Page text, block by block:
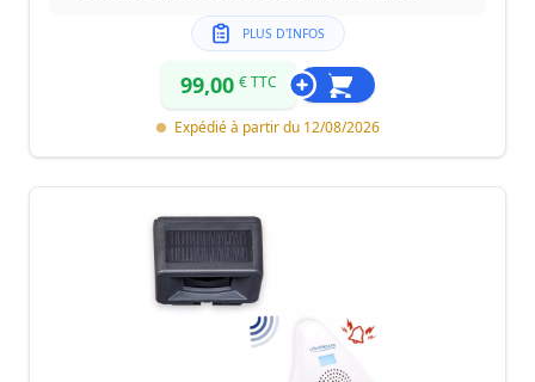
PLUS D'INFOS
99,00 € TTC
Expédié à partir du 12/08/2026